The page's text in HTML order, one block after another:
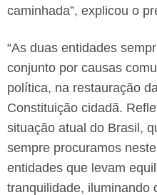
caminhada”, explicou o
“As duas entidades
conjunto por causas
política, na restauração
Constituição cidadã.
situação atual do Brasil,
sempre procuramos
entidades que levam
tranquilidade, iluminando